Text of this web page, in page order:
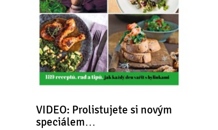
VIDEO: Prolistujete si novým
speciálem…